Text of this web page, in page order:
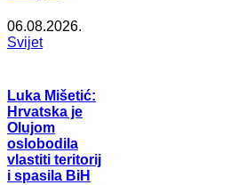
06.08.2026.
Svijet
Luka Mišetić:
Hrvatska je
Olujom
oslobodila
vlastiti teritorij
i spasila BiH